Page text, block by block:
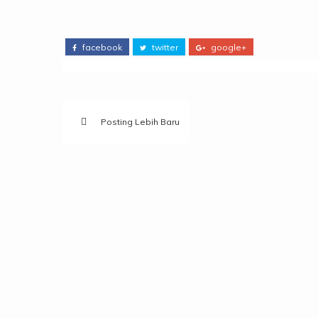
facebook twitter google+
Posting Lebih Baru